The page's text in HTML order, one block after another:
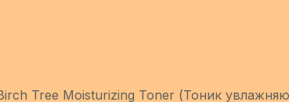
Tree Moisturizing Toner (Тоник